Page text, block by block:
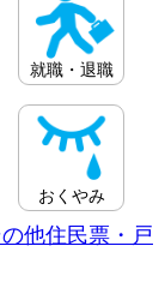
就職・退職
おくやみ
他住民票・戸